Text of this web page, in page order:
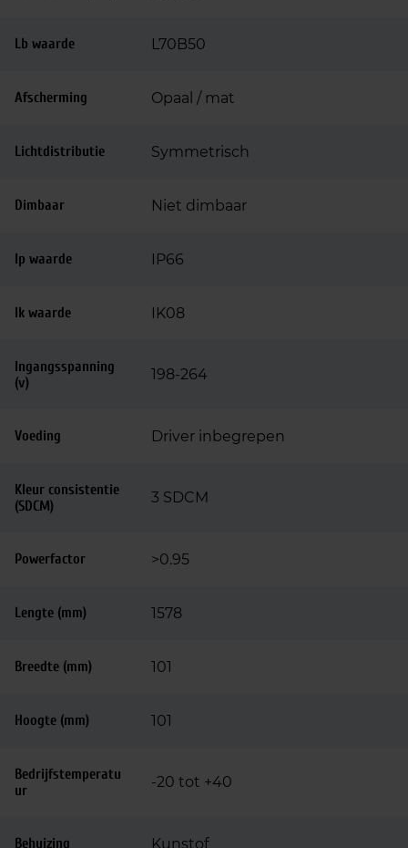
Lb waarde L70B50
Afscherming Opaal / mat
Lichtdistributie Symmetrisch
Dimbaar Niet dimbaar
Ip waarde IP66
Ik waarde IK08
Ingangsspanning
(v)
198-264
Voeding Driver inbegrepen
Kleur consistentie
(SDCM)
3 SDCM
Powerfactor >0.95
Lengte (mm) 1578
Breedte (mm) 101
Hoogte (mm) 101
Bedrijfstemperatu
ur
-20 tot +40
Behuizing Kunstof